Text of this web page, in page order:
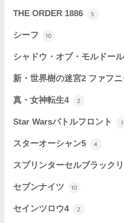
THE ORDER 1886 5
シーフ 10
シャドウ・オブ・モルドール
新・世界樹の迷宮2 ファフ
真・女神転生4 2
Star Warsバトルフロント 1
スターオーシャン5 4
スプリンターセルブラック
セブンナイツ 10
セインツロウ4 2